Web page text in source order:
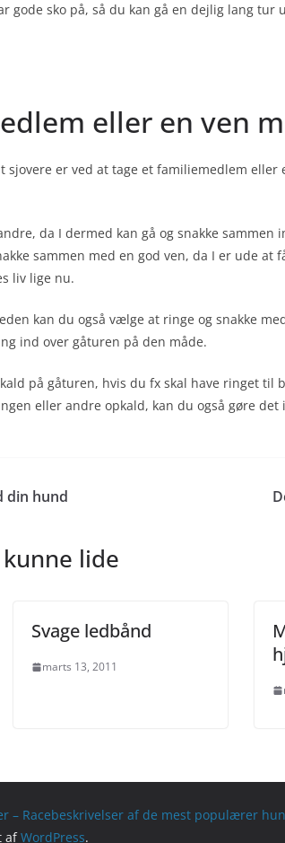
gode sko på, så du kan gå en dejlig lang tur
eller en ven
er ved at tage et familiemedlem eller
da I dermed kan gå og snakke sammen
sammen med en god ven, da I er ude at
liv lige nu.
kan du også vælge at ringe og snakke
ind over gåturen på den måde.
på gåturen, hvis du fx skal have ringet til
eller andre opkald, kan du også gøre det
din hund
lide
Svage ledbånd
marts 13, 2011
– Racebeskrivelser af de mest populærer
afWordPress.